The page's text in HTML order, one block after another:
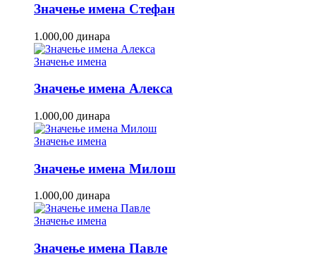
Значење имена Стефан
1.000,00 динара
Значење имена
Значење имена Алекса
1.000,00 динара
Значење имена
Значење имена Милош
1.000,00 динара
Значење имена
Значење имена Павле